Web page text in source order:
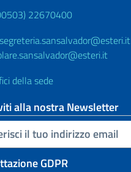
22670400
segreteria.sansalvador@esteri.it
della sede
alla nostra Newsletter
GDPR